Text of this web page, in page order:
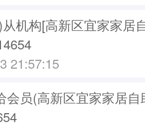
机构[高新区宜家家居
21:57:15
会员(高新区宜家家居